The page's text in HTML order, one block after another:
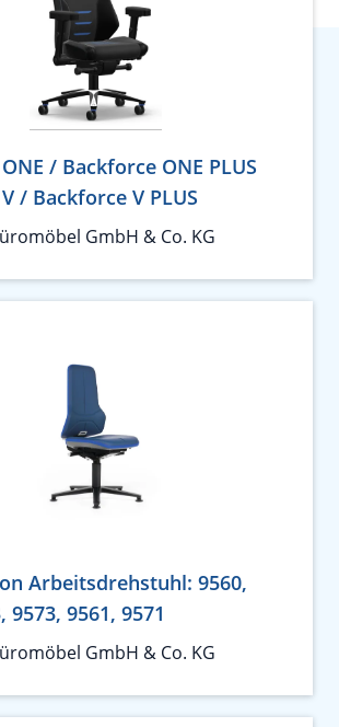
/ Backforce ONE PLUS
/ Backforce V PLUS
GmbH & Co. KG
Arbeitsdrehstuhl: 9560,
9573, 9561, 9571
GmbH & Co. KG